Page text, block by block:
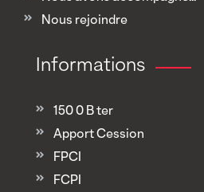
Nous rejoindre
Informations
150 0 B ter
Apport Cession
FPCI
FCPI